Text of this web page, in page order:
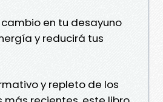
en tu desayuno
y reducirá tus
y repleto de los